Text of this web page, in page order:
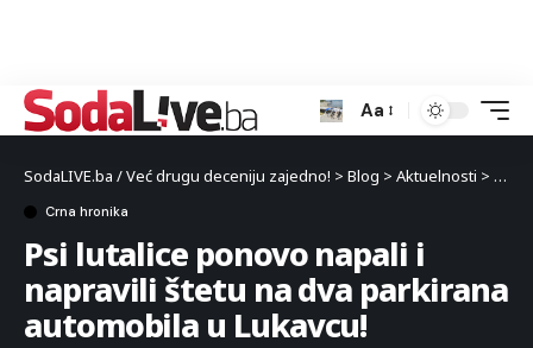
Aa
SodaLIVE.ba / Već drugu deceniju zajedno! > Blog > Aktuelnosti > Crna
Crna hronika
Psi lutalice ponovo napali i
napravili štetu na dva parkirana
automobila u Lukavcu!